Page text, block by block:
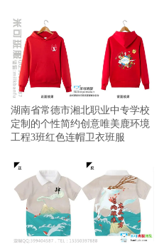
湖南省常德市湘北职业中专学校
定制的个性简约创意唯美鹿环境
工程3班红色连帽卫衣班服